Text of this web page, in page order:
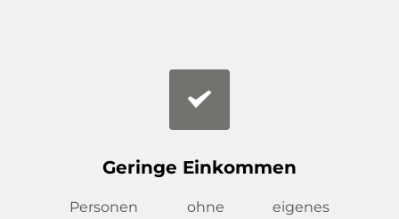
Geringe Einkommen
Personen ohne eigenes